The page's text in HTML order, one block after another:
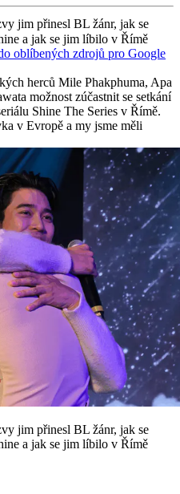
jim přinesl BL žánr, jak se
a jak se jim líbilo v Římě
oblíbených zdrojů pro Google
herců Mile Phakphuma, Apa
možnost zúčastnit se setkání
Shine The Series v Římě.
v Evropě a my jsme měli
jim přinesl BL žánr, jak se
a jak se jim líbilo v Římě